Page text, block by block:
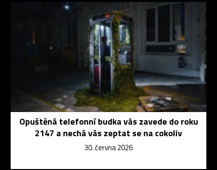
Opuštěná telefonní budka vás zavede do roku
2147 a nechá vás zeptat se na cokoliv
30. června 2026